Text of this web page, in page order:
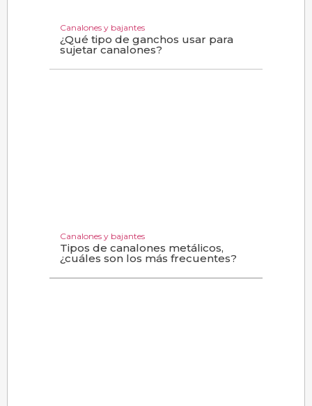
Canalones y bajantes
¿Qué tipo de ganchos usar para
sujetar canalones?
Canalones y bajantes
Tipos de canalones metálicos,
¿cuáles son los más frecuentes?